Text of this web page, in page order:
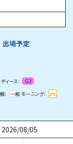
出場予定
ィース:
G3
: 一般 モーニング：
2026/08/05